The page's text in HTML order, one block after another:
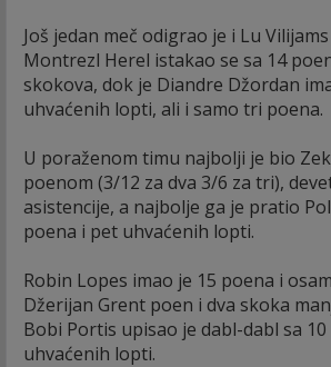
Još jedan meč odigrao je i Lu
Montrezl Herel istakao se sa 14
skokova, dok je Diandre Džordan
uhvaćenih lopti, ali i samo tri poena.
U poraženom timu najbolji je bio Zek
poenom (3/12 za dva 3/6 za tri),
asistencije, a najbolje ga je pratio
poena i pet uhvaćenih lopti.
Robin Lopes imao je 15 poena i
Džerijan Grent poen i dva skoka
Bobi Portis upisao je dabl-dabl sa 10
uhvaćenih lopti.